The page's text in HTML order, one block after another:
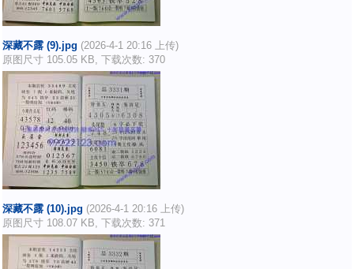
深藏不露 (9).jpg (2026-4-1 20:16 上传)
原图尺寸 105.05 KB, 下载次数: 370
深藏不露 (10).jpg (2026-4-1 20:16 上传)
原图尺寸 108.07 KB, 下载次数: 371